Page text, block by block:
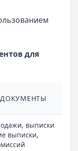
для
выписки
выписки,